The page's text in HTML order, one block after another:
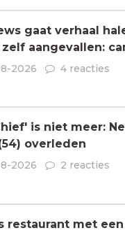
gaat verhaal
aangevallen:
2026 4 reacties
is niet meer:
overleden
2026 2 reacties
restaurant met